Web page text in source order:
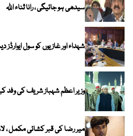
سیدھی ہو جائیگی ، رانا ثناء اللہ
شہداء اور غازیوں کو سول
وزیر اعظم شہباز شریف کی وفد
میر رضا کی قبر کشائی مکمل